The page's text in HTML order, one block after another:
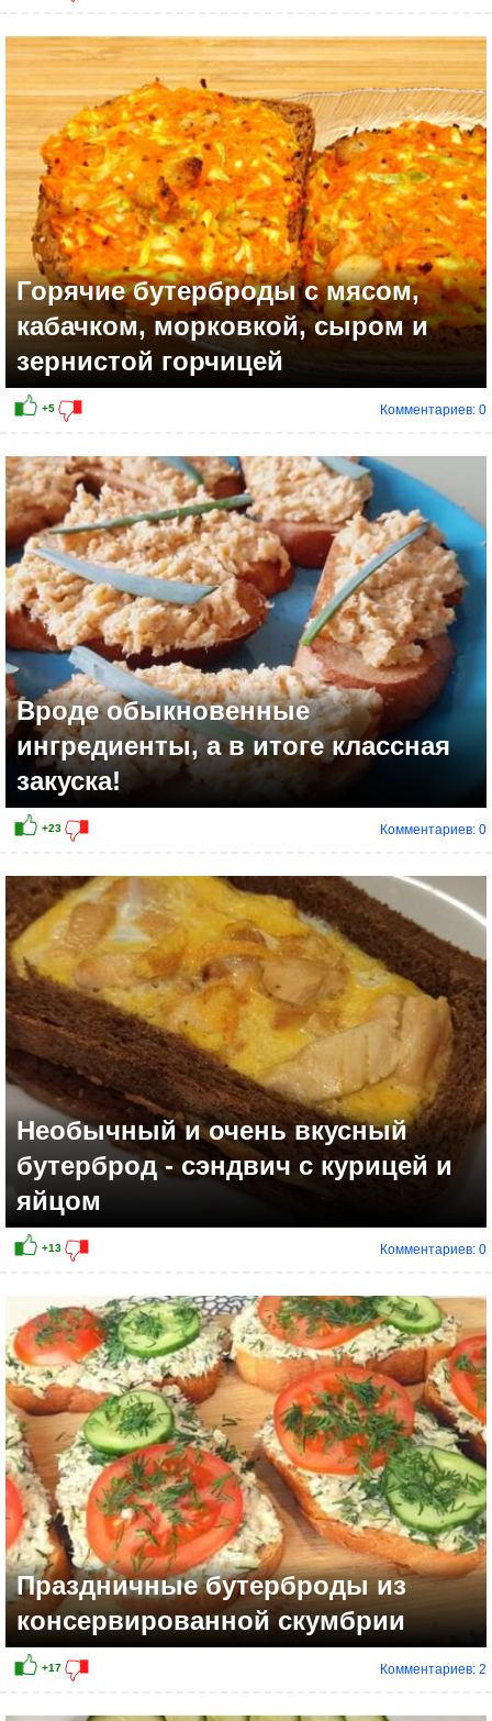
+12
+11
Горячие бутерброды с мясом,
кабачком, морковкой, сыром и
зернистой горчицей
Комментариев: 0
Вроде обыкновенные
ингредиенты, а в итоге классная
закуска!
Комментариев: 0
Необычный и очень вкусный
бутерброд - сэндвич с курицей и
яйцом
Комментариев: 0
Праздничные бутерброды из
консервированной скумбрии
Комментариев: 2